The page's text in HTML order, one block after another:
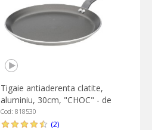
Tigaie antiaderenta clatite,
aluminiu, 30cm, "CHOC" - de
Buyer
Cod: 818530
(2)